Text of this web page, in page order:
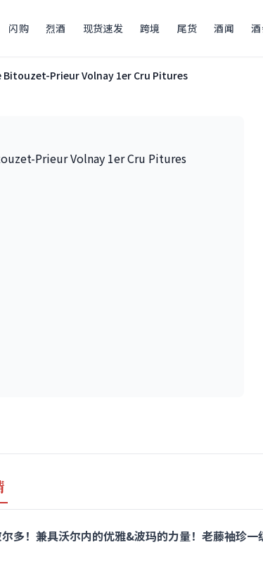
闪购 烈酒 现货速发 跨境 尾货 酒闻
Bitouzet-Prieur Volnay 1er Cru Pitures
尔多！兼具沃尔内的优雅&波玛的力量！老藤